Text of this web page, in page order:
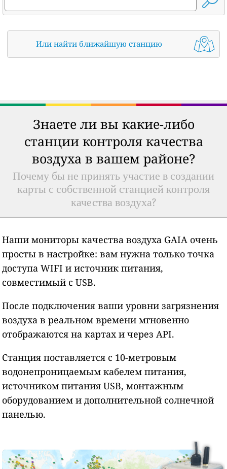
Или найти ближайшую станцию
Знаете ли вы какие-либо
станции контроля качества
воздуха в вашем районе?
Почему бы не принять участие в создании
карты с собственной станцией контроля
качества воздуха?
Наши мониторы качества воздуха GAIA очень
просты в настройке: вам нужна только точка
доступа WIFI и источник питания,
совместимый с USB.
После подключения ваши уровни загрязнения
воздуха в реальном времени мгновенно
отображаются на картах и через API.
Станция поставляется с 10-метровым
водонепроницаемым кабелем питания,
источником питания USB, монтажным
оборудованием и дополнительной солнечной
панелью.